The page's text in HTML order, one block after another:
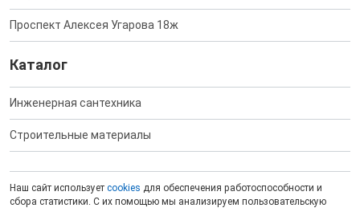
Проспект Алексея Угарова 18ж
Каталог
Инженерная сантехника
Строительные материалы
Наш сайт использует cookies для обеспечения работоспособности и
сбора статистики. С их помощью мы анализируем пользовательскую